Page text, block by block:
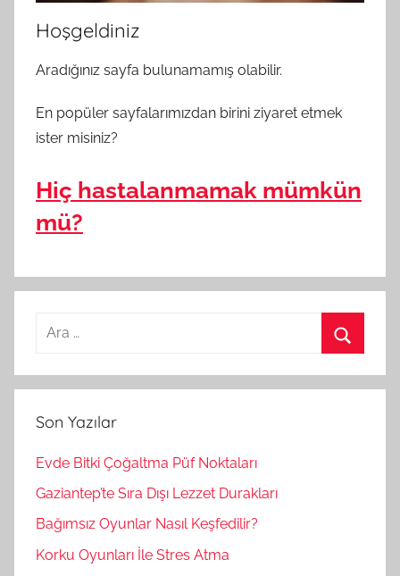
Hoşgeldiniz
Aradığınız sayfa bulunamamış olabilir.
En popüler sayfalarımızdan birini ziyaret etmek
ister misiniz?
Hiç hastalanmamak mümkün
mü?
a
a
r
Son Yazılar
Evde Bitki Çoğaltma Püf Noktaları
Gaziantep’te Sıra Dışı Lezzet Durakları
Bağımsız Oyunlar Nasıl Keşfedilir?
Korku Oyunları İle Stres Atma